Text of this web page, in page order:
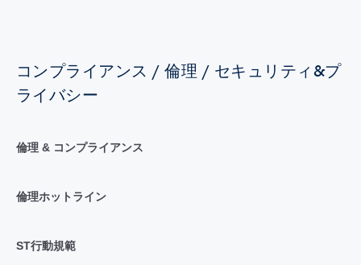
コンプライアンス / 倫理 / セキュリティ&プ
ライバシー
倫理 & コンプライアンス
倫理ホットライン
ST行動規範